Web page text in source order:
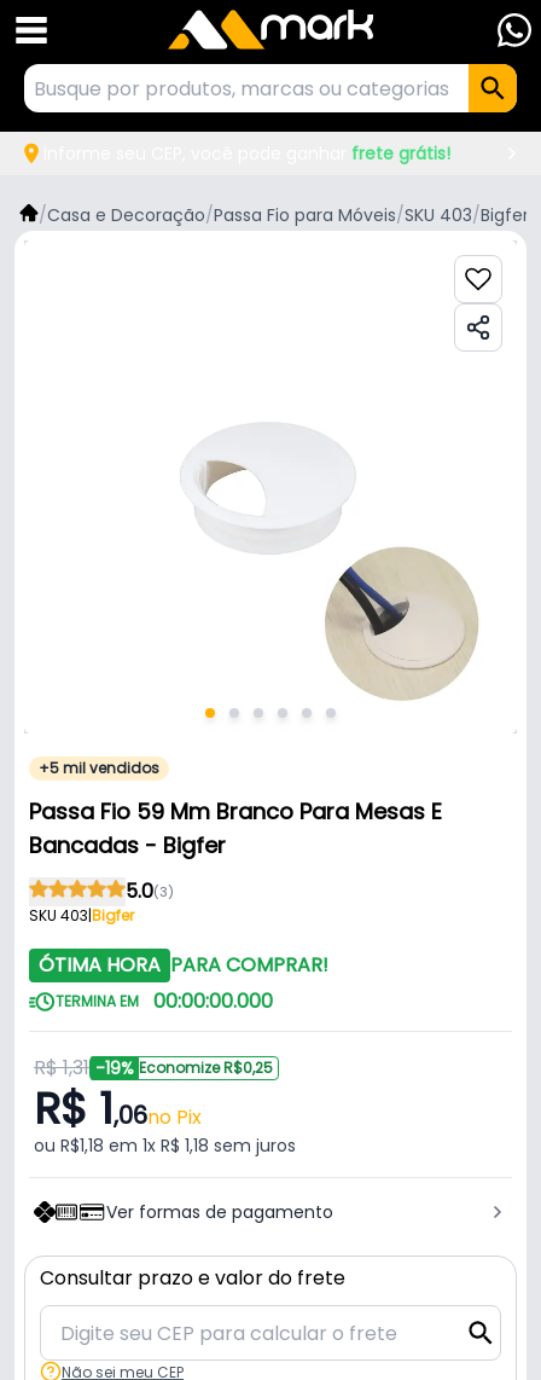
frete grátis!
/Casa e Decoração/Passa Fio para Móveis/SKU 403/Bigfer
+5 mil vendidos
Passa Fio 59 Mm Branco Para Mesas E
Bancadas - Bigfer
5.0(3)
SKU 403|Bigfer
ÓTIMA HORA PARA COMPRAR!
TERMINA EM 00:00:00.000
R$ 1,31 -19% Economize R$0,25
R$ 1,06no Pix
ou R$1,18 em 1x R$ 1,18 sem juros
Ver formas de pagamento
Consultar prazo e valor do frete
Não sei meu CEP